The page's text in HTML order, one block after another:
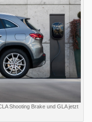
Shooting Brake und GLA jetzt